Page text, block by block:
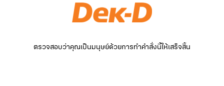
ตรวจสอบว่าคุณเป็นมนุษย์ด้วยการทำคำสั่งนี้ให้เสร็จสิ้น